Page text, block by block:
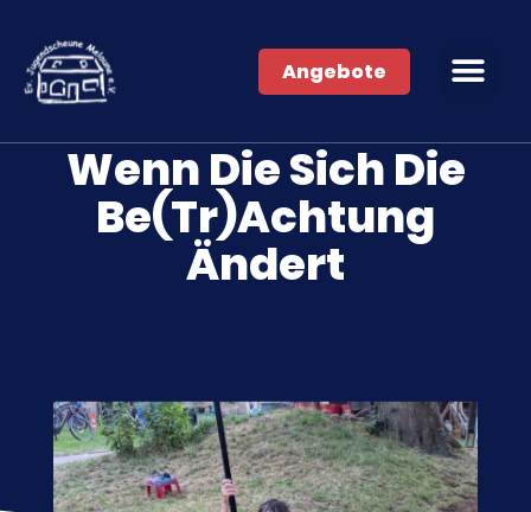
Angebote
Wenn Die Sich Die
Be(tr)achtung
Ändert